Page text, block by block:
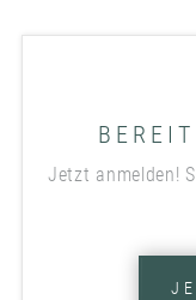
Jetzt anmelden!